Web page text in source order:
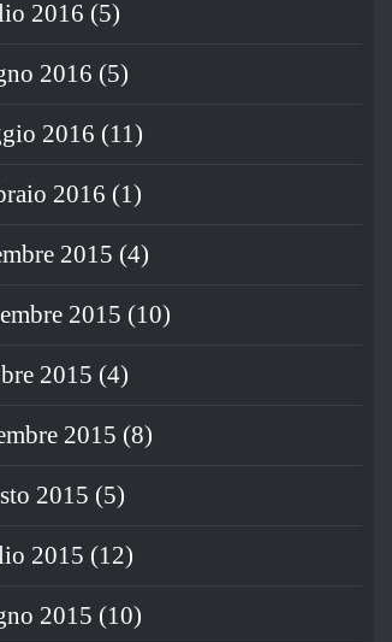
2016 (5)
2016 (5)
2016 (11)
2016 (1)
2015 (4)
2015 (10)
2015 (4)
2015 (8)
2015 (5)
2015 (12)
2015 (10)